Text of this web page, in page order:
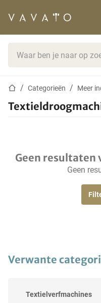
StartpaginaCategorieën Meer
Geen resultaten
Geen
Verwante
Textielverfmachines